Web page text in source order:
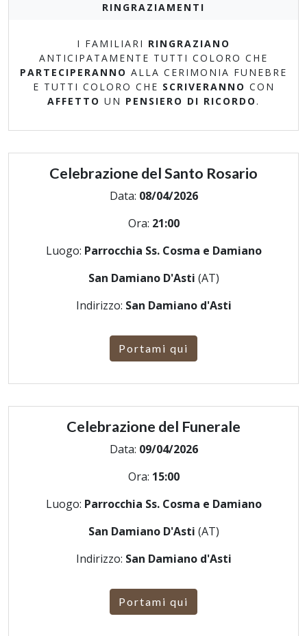
RINGRAZIAMENTI
I FAMILIARI RINGRAZIANO
ANTICIPATAMENTE TUTTI COLORO CHE
PARTECIPERANNO ALLA CERIMONIA FUNEBRE
E TUTTI COLORO CHE SCRIVERANNO CON
AFFETTO UN PENSIERO DI RICORDO .
Celebrazione del Santo Rosario
Data: 08/04/2026
Ora: 21:00
Luogo: Parrocchia Ss. Cosma e Damiano
San Damiano D'Asti (AT)
Indirizzo: San Damiano d'Asti
Portami qui
Celebrazione del Funerale
Data: 09/04/2026
Ora: 15:00
Luogo: Parrocchia Ss. Cosma e Damiano
San Damiano D'Asti (AT)
Indirizzo: San Damiano d'Asti
Portami qui